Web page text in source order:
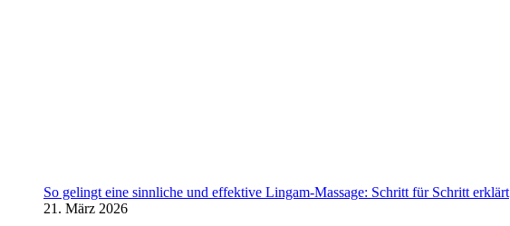
So gelingt eine sinnliche und effektive Lingam-Massage: Schritt für Schritt erklärt
21. März 2026